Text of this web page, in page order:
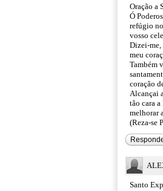
Oração a
Ó
refúgio
vosso
Dizei-me,
meu
Também
coração
Alcançai
tão cara
melhorar
(Reza-se
Santo